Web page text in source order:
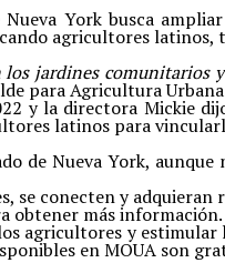
Nueva York busca
agricultores latinos,
jardines comunitarios
para Agricultura
y la directora Mickie
latinos para
de Nueva York,
se conecten y
obtener más información.
agricultores y
en MOUA son